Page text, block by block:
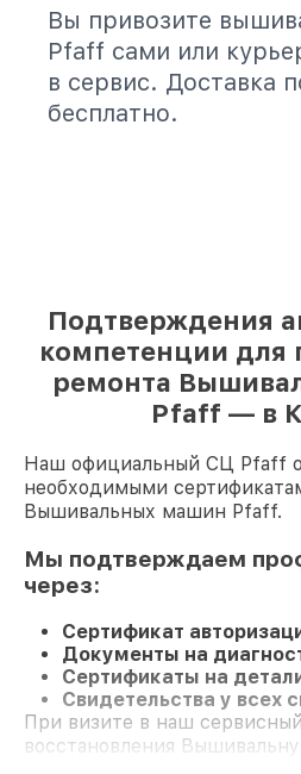
Вы привозите
Pfaff сами или
в сервис. Доставка
бесплатно.
Подтверждения
компетенции для
ремонта
Pfaff — в
Наш официальный СЦ Pfaff
необходимыми
Вышивальных машин Pfaff.
Мы подтверждаем
через:
Сертификат
Документы на
Сертификаты на
Свидетельства у всех
При визите в наш
восстановления